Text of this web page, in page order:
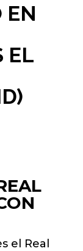
EN
EL
el Real